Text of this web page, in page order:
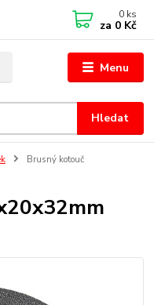
Menu
Hledat
0 ks
za 0 Kč
Brusný kotouč